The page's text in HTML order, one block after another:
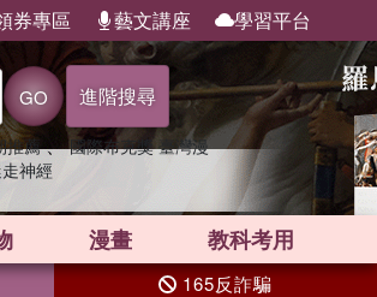
券專區 藝文講座 學習平台
GO 進階搜尋
推薦 、 國際布克獎 臺灣漫
神經
漫畫 教科考用
165反詐騙